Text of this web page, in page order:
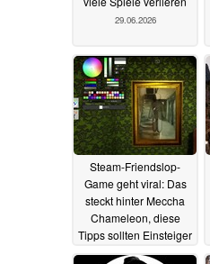
29.06.2026
Steam-Friendslop-
Game geht viral: Das
steckt hinter Meccha
Chameleon, diese
Tipps sollten Einsteiger
kennen
18.06.2026